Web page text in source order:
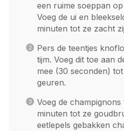
een ruime soeppan
Voeg de ui en
minuten tot ze zacht
Pers de teentjes
tijm. Voeg dit toe aan
mee (30 seconden)
geuren.
Voeg de
minuten tot ze
eetlepels gebakken